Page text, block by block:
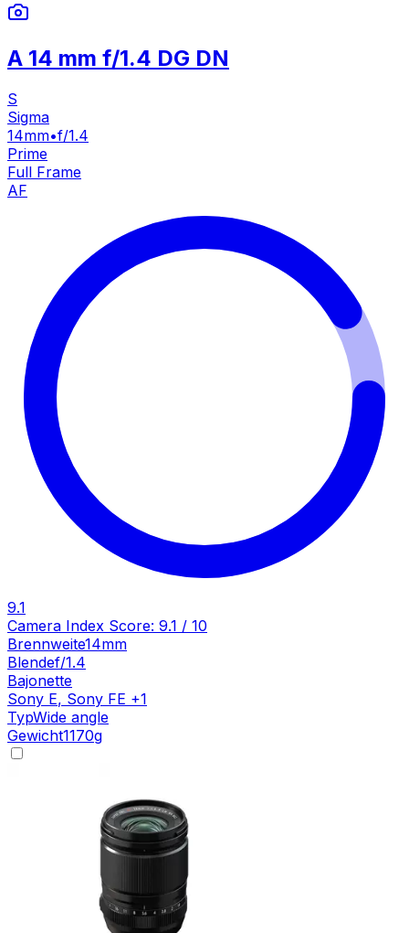
A 14 mm f/1.4 DG DN
S
Sigma
14mm•f/1.4
Prime
Full Frame
AF
9.1
Camera Index Score: 9.1 / 10
Brennweite14mm
Blendef/1.4
Bajonette
Sony E, Sony FE +1
TypWide angle
Gewicht1170g